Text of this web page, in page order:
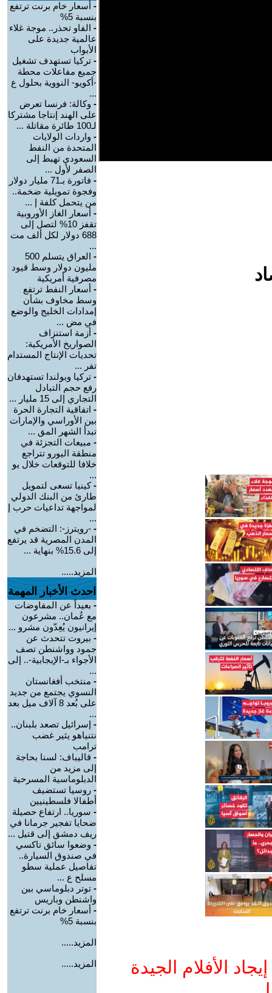
الأفلام الجيدة
- أسعار خام برنت ترتفع
بنسبة 5%
- الفاو تحذر.. موجة غلاء
عالمية جديدة على
الأبواب
- تركيا تستهدف تشغيل
جميع مفاعلات محطة
-أكويو- النووية بحلول ع
...
- وكالة: فرنسا تعرض
على الهند إنتاجا مشتركا
لـ100 طائرة مقاتلة ...
- واردات الولايات
المتحدة من النفط
السعودي تهبط إلى
الصفر لأول ...
-
فاتورة بـ71 مليار دولار
وفجوة تمويلية ضخمة..
من يتحمل كلفة إ ...
- أسعار الغاز الأوروبية
تقفز 10% لتصل إلى
688 دولار لكل ألف مت
...
-
العراق يتسلم 500
مليون دولار وسط قيود
مصرفية أمريكية
- أسعار النفط ترتفع
وسط مخاوف بشأن
إمدادات الخليج والوضع
في مض ...
- أزمة استنزاف
الصواريخ الأمريكية:
تحديات الإنتاج المستدام
تفر ...
- تركيا وبولندا تستهدفان
رفع حجم التبادل
التجاري إلى 15 مليار ...
- اتفاقية التجارة الحرة
بين الأوراسي والإمارات
تبدأ الشهر المق ...
- مبيعات التجزئة في
منطقة اليورو تتراجع
خلافا للتوقعات خلال يو
...
-كينيا تسعى لتمويل
طارئ من البنك الدولي
لمواجهة تداعيات حرب إ
...
- -رويترز-: التضخم في
المدن المصرية قد يرتفع
إلى 15.6% بنهاية ...
المزيد.....
احدث الأخبار المهمة
- بعيداً عن المفاوضات
مع عُمان.. مشرعون
إيرانيون يُعِدّون مشرو ...
- بيروت تتحدث عن
جمود وواشنطن تصف
الأجواء بـ-الإيجابية-.. إلى
...
- منتخب أفغانستان
النسوي يجتمع من جديد
على بُعد 8 آلاف ميل بعد
...
- إسرائيل تصعد بلبنان..
نتنياهو يثير غضب
ترامب
- قاليباف: لسنا بحاجة
إلى مزيد من
الدبلوماسية المسرحية
- روسيا تستضيف
أطفالا فلسطينيين
- سوريا.. ارتفاع حصيلة
ضحايا تفجير جرمانا في
ريف دمشق إلى قتيل ...
- وضعوا سائق تاكسي
في صندوق السيارة..
تفاصيل عملية سطو
مسلح ع ...
- توتر دبلوماسي بين
واشنطن وباريس
- أسعار خام برنت ترتفع
بنسبة 5%
المزيد.....
المزيد.....